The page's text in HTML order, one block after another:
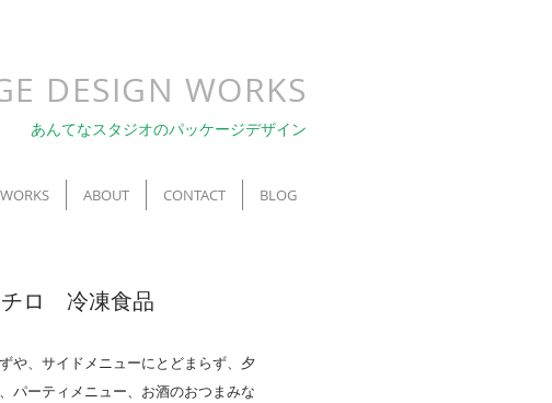
DESIGN WORKS
あんてなスタジオのパッケージデザイン
ABOUT CONTACT BLOG
チロ 冷凍食品
や、サイドメニューにとどまらず、夕
パーティメニュー、お酒のおつまみな